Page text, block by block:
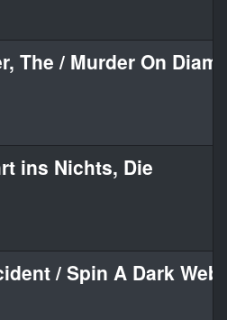
The / Murder On
ins Nichts, Die
/ Spin A Dark Web